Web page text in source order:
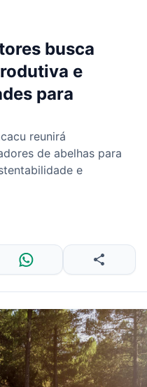
busca
e
para
reunirá
de abelhas para
e